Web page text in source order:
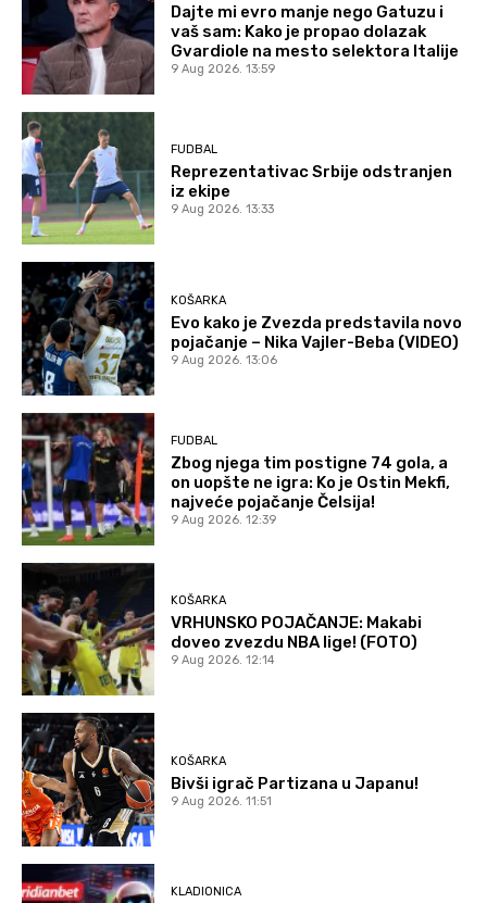
Dajte mi evro manje nego Gatuzu i
vaš sam: Kako je propao dolazak
Gvardiole na mesto selektora Italije
9 Aug 2026. 13:59
FUDBAL
Reprezentativac Srbije odstranjen
iz ekipe
9 Aug 2026. 13:33
KOŠARKA
Evo kako je Zvezda predstavila novo
pojačanje – Nika Vajler-Beba (VIDEO)
9 Aug 2026. 13:06
FUDBAL
Zbog njega tim postigne 74 gola, a
on uopšte ne igra: Ko je Ostin Mekfi,
najveće pojačanje Čelsija!
9 Aug 2026. 12:39
KOŠARKA
VRHUNSKO POJAČANJE: Makabi
doveo zvezdu NBA lige! (FOTO)
9 Aug 2026. 12:14
KOŠARKA
Bivši igrač Partizana u Japanu!
9 Aug 2026. 11:51
KLADIONICA